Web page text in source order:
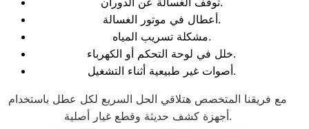
أعطال في موتور الغسالة.
مشكلة تسريب المياه.
خلل في لوحة التحكم أو الكهرباء.
أصوات غير طبيعية أثناء التشغيل.
مع فريقنا المتخصص هتلاقي الحل السريع لكل عطل باستخدام
أجهزة كشف حديثة وقطع غيار أصلية.